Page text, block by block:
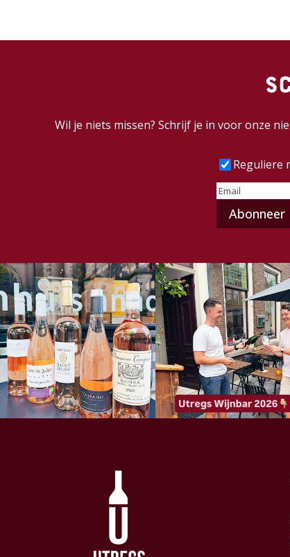
Wil je niets missen? Schrijf je in voor onze
Frequentie
Reguliere
E-
mailadres